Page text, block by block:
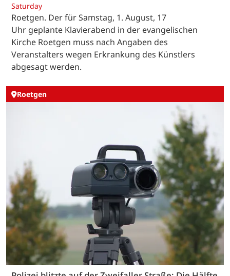
Saturday
Roetgen. Der für Samstag, 1. August, 17
Uhr geplante Klavierabend in der evangelischen
Kirche Roetgen muss nach Angaben des
Veranstalters wegen Erkrankung des Künstlers
abgesagt werden.
Roetgen